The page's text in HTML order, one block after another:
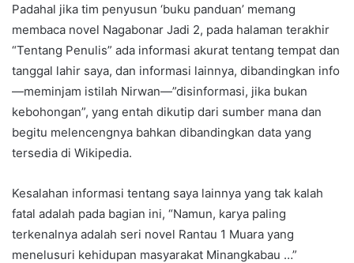
Padahal jika tim penyusun ‘buku panduan’ memang
membaca novel Nagabonar Jadi 2, pada halaman terakhir
“Tentang Penulis” ada informasi akurat tentang tempat dan
tanggal lahir saya, dan informasi lainnya, dibandingkan info
—meminjam istilah Nirwan—”disinformasi, jika bukan
kebohongan”, yang entah dikutip dari sumber mana dan
begitu melencengnya bahkan dibandingkan data yang
tersedia di Wikipedia.
Kesalahan informasi tentang saya lainnya yang tak kalah
fatal adalah pada bagian ini, “Namun, karya paling
terkenalnya adalah seri novel Rantau 1 Muara yang
menelusuri kehidupan masyarakat Minangkabau …”